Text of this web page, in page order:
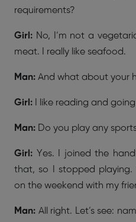
requirements?
Girl: No, I’m not a
meat. I really like seafood.
Man: And what about your
Girl: I like reading and
Man: Do you play any
Girl: Yes. I joined the
that, so I stopped playing.
on the weekend with my
Man: All right. Let’s see: